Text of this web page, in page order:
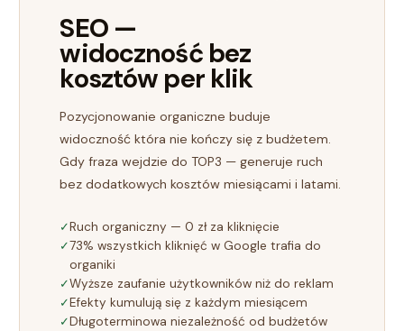
SEO —
widoczność bez
kosztów per klik
Pozycjonowanie organiczne buduje
widoczność która nie kończy się z budżetem.
Gdy fraza wejdzie do TOP3 — generuje ruch
bez dodatkowych kosztów miesiącami i latami.
Ruch organiczny — 0 zł za kliknięcie
73% wszystkich kliknięć w Google trafia do
organiki
Wyższe zaufanie użytkowników niż do reklam
Efekty kumulują się z każdym miesiącem
Długoterminowa niezależność od budżetów